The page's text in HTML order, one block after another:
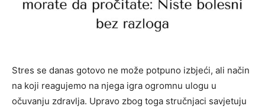
Stres se danas gotovo ne može potpuno izbjeći, ali način
na koji reagujemo na njega igra ogromnu ulogu u
očuvanju zdravlja. Upravo zbog toga stručnjaci savjetuju